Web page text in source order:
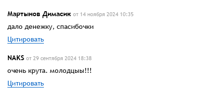
Мартынов Димасик от 14 ноября 2024 10:35
дало денежку, спасибочки
Цитировать
NAKS от 29 сентября 2024 18:38
очень крута. молодцыы!!!
Цитировать